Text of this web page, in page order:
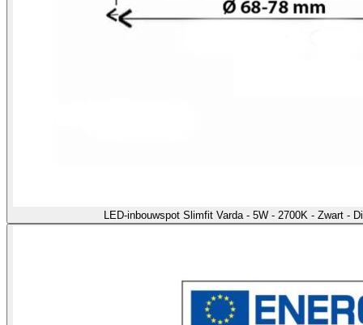
LED-inbouwspot Slimfit Varda - 5W - 2700K - Zwart -